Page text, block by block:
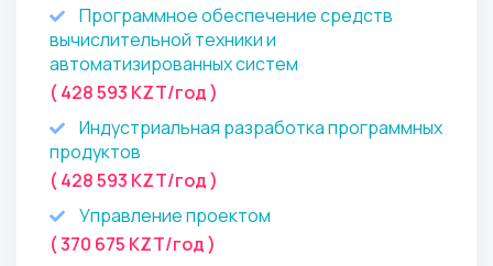
Программное обеспечение средств
вычислительной техники и
автоматизированных систем
( 428 593 KZT/год )
Индустриальная разработка программных
продуктов
( 428 593 KZT/год )
Управление проектом
( 370 675 KZT/год )